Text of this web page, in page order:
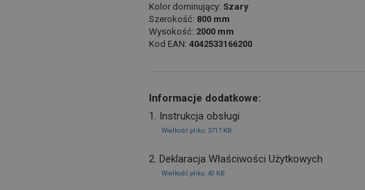
Kolor dominujący: Szary
Szerokość: 800 mm
Wysokość: 2000 mm
Kod EAN: 4042533166200
Informacje dodatkowe:
1. Instrukcja obsługi
Wielkość pliku: 3717 KB
2. Deklaracja Właściwości Użytkowych
Wielkość pliku: 40 KB